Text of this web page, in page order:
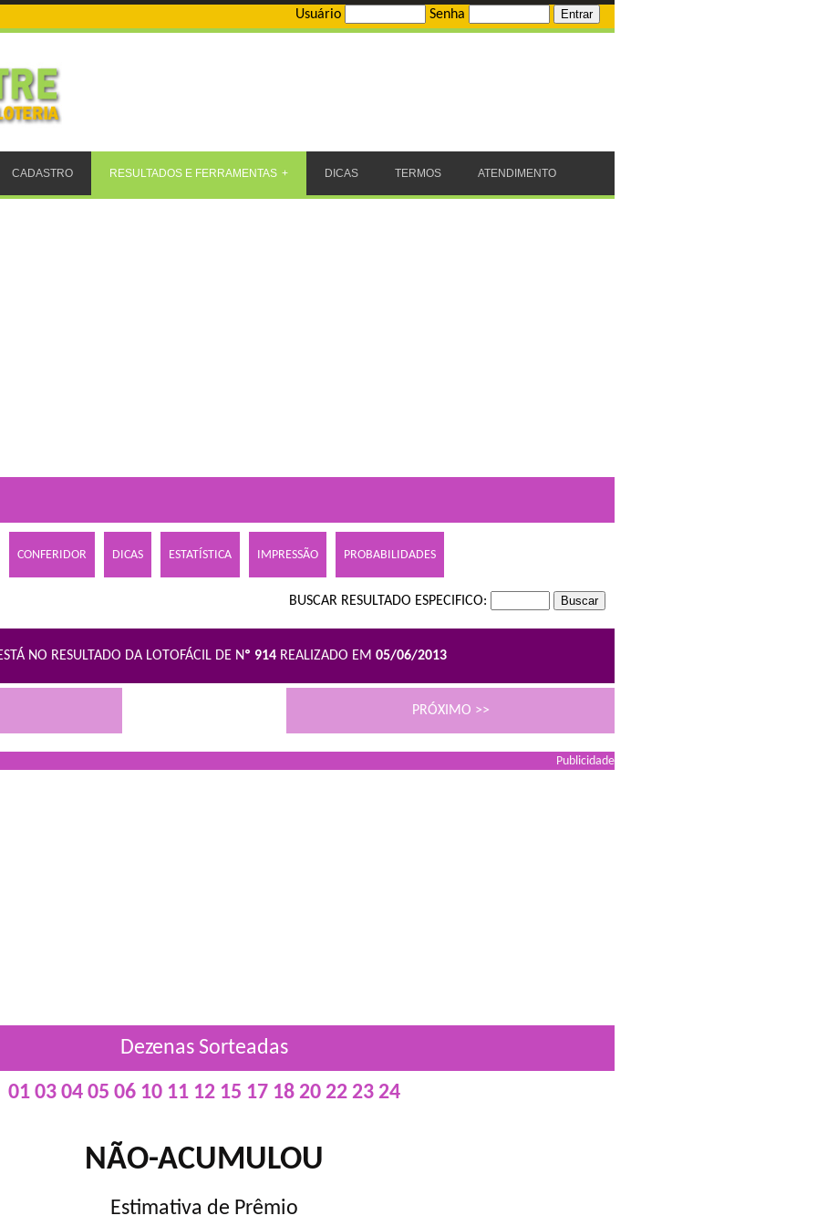
Usuário Senha
CADASTRO RESULTADOS E FERRAMENTAS DICAS TERMOS ATENDIMENTO
CONFERIDOR DICAS ESTATÍSTICA IMPRESSÃO PROBABILIDADES
BUSCAR RESULTADO ESPECIFICO:
NO RESULTADO DA LOTOFÁCIL DE Nº 914 REALIZADO EM 05/06/2013
PRÓXIMO >>
Publicidade
Dezenas Sorteadas
01 03 04 05 06 10 11 12 15 17 18 20 22 23 24
NÃO-ACUMULOU
Estimativa de Prêmio